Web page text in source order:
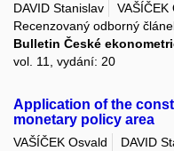
DAVID Stanislav
VAŠÍČEK
Recenzovaný odborný
Bulletin České
vol. 11, vydání: 20
Application of the
monetary policy area
VAŠÍČEK Osvald
DAVID